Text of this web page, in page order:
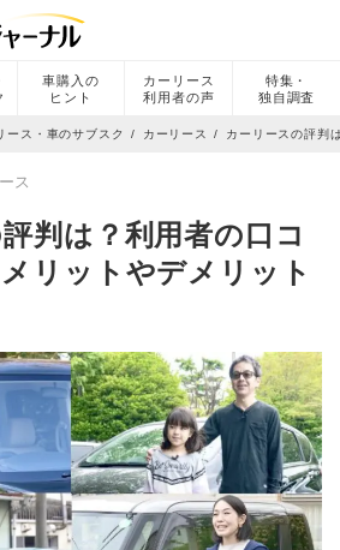
車購入の
ヒント
カーリース
利用者の声
特集・
独自調査
ース・車のサブスク カーリース カーリースの評判
ス
判は？利用者の口コ
リットやデメリット